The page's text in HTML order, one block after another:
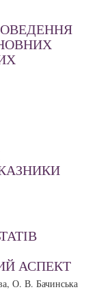
АСПЕКТ
О. В. Бачинська